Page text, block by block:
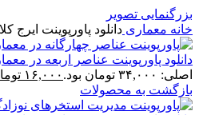
بزرگنمایی تصویر
خانه معماری دانلود پاورپوینت ایرج
دانلود پاورپوینت عناصر اربعه در
اصلی: ۳۴,۰۰۰ تومان بود.
۱۶,۰۰۰
بازگشت به محصولات